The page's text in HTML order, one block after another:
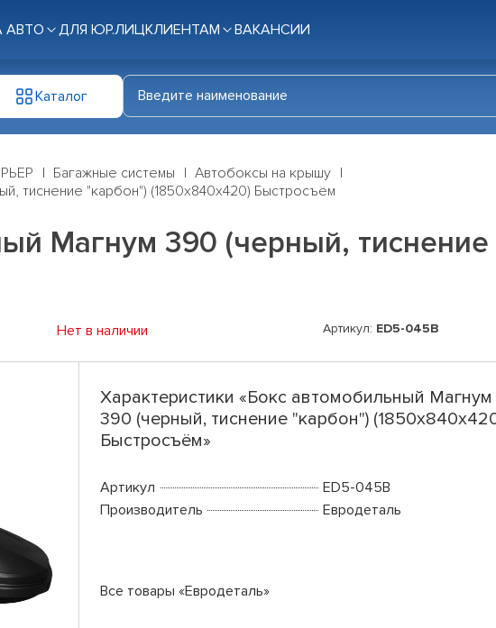
АВТО ДЛЯ ЮР.ЛИЦКЛИЕНТАМ ВАКАНСИИ
Каталог
Багажные системы
Автобоксы на крышу
тиснение "карбон") (1850х840х420) Быстросъём
Магнум 390 (черный, тиснение
Нет в наличии Артикул: ED5-045B
Характеристики «Бокс автомобильный Магнум
390 (черный, тиснение "карбон")
Быстросъём»
Артикул
ED5-045B
Производитель
Евродеталь
Все товары «Евродеталь»